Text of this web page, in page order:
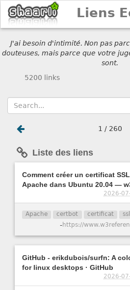
Liens
J'ai besoin d'intimité. Non pas
douteuses, mais parce que votre
sont.
5200 links
1 / 260
Liste des liens
Comment créer un certificat
Apache dans Ubuntu 20.04 —
2026-
Apache certbot certificat ssl
-
GitHub - erikdubois/surfn: A
for linux desktops · GitHub
2026-